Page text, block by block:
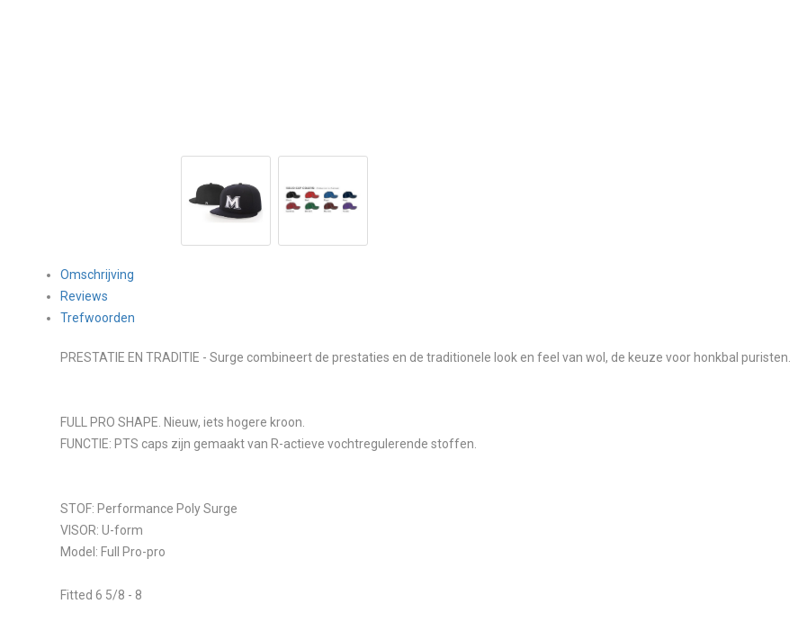
Omschrijving
Reviews
Trefwoorden
PRESTATIE EN TRADITIE - Surge combineert de prestaties en de traditionele look en feel van wol, de keuze voor honkbal puristen.
FULL PRO SHAPE. Nieuw, iets hogere kroon.
FUNCTIE: PTS caps zijn gemaakt van R-actieve vochtregulerende stoffen.
STOF: Performance Poly Surge
VISOR: U-form
Model: Full Pro-pro
Fitted 6 5/8 - 8